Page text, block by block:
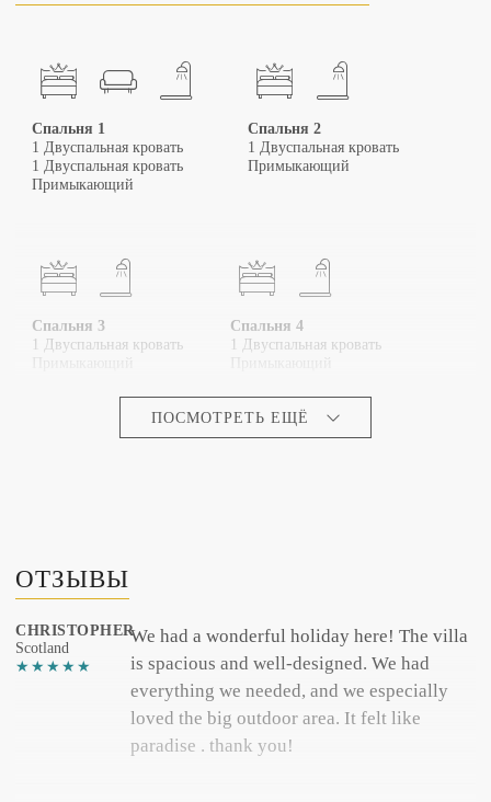
Спальня 1
1 Двуспальная кровать
1 Двуспальная кровать
Примыкающий
Спальня 2
1 Двуспальная кровать
Примыкающий
Спальня 3
1 Двуспальная кровать
Спальня 4
1 Двуспальная кровать
1 Комплект две кровати
Примыкающий
ПОСМОТРЕТЬ ЕЩЁ
ОТЗЫВЫ
CHRISTOPHER
Scotland
We had a wonderful holiday here! The villa
is spacious and well-designed. We had
everything we needed, and we especially
loved the big outdoor area. It felt like
paradise . thank you!